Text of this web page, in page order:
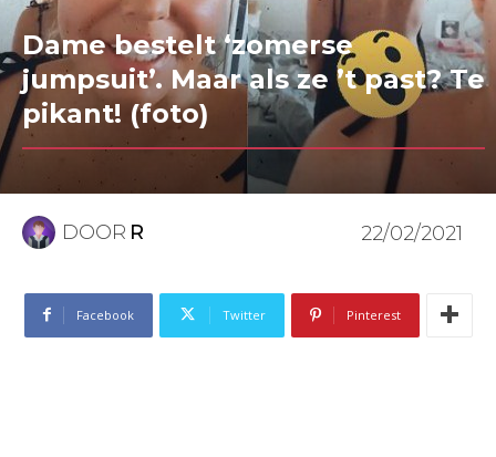
Dame bestelt ‘zomerse
jumpsuit’. Maar als ze ’t past? Te
pikant! (foto)
DOOR R 22/02/2021
Facebook Twitter Pinterest